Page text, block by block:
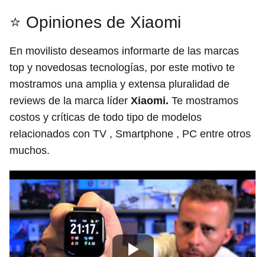
⭐ Opiniones de Xiaomi
En movilisto deseamos informarte de las marcas
top y novedosas tecnologías, por este motivo te
mostramos una amplia y extensa pluralidad de
reviews de la marca líder Xiaomi. Te mostramos
costos y críticas de todo tipo de modelos
relacionados con TV , Smartphone , PC entre otros
muchos.